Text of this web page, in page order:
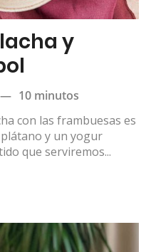
y
— 10 minutos
con las frambuesas es
plátano y un yogur
que serviremos...